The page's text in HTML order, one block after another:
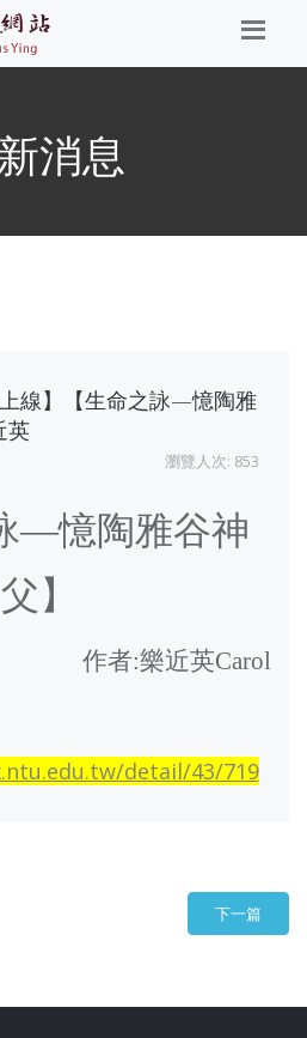
消息
線】【生命之詠—憶陶雅
英
瀏覽人次: 853
—憶陶雅谷神
父】
作者:樂近英Carol
detail/43/719
下一篇